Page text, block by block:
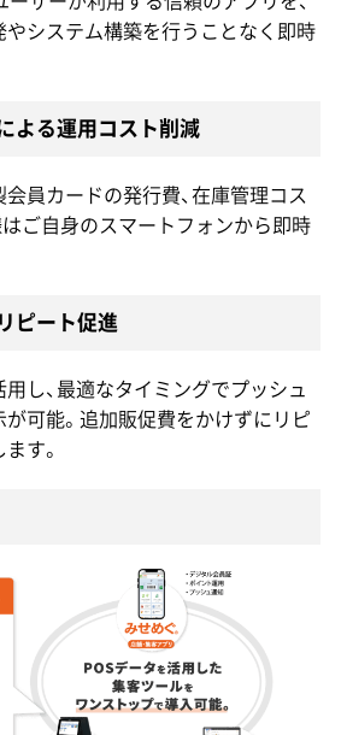
やシステム構築を行うことなく即時
よる運用コスト削減
員カードの発行費、在庫管理コス
はご自身のスマートフォンから即時
ピート促進
し、最適なタイミングでプッシュ
可能。追加販促費をかけずにリピ
す。